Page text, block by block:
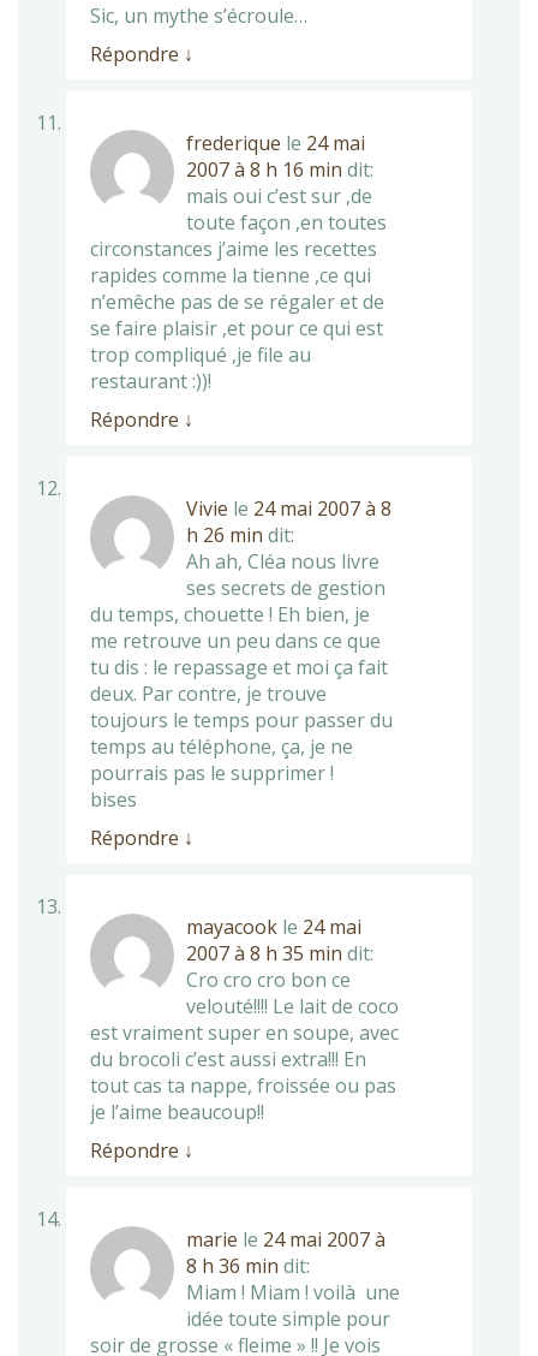
Sic, un mythe s’écroule…
Répondre ↓
frederique le 24 mai
2007 à 8 h 16 min dit:
mais oui c’est sur ,de
toute façon ,en toutes
circonstances j’aime les recettes
rapides comme la tienne ,ce qui
n’emêche pas de se régaler et de
se faire plaisir ,et pour ce qui est
trop compliqué ,je file au
restaurant :))!
Répondre ↓
Vivie le 24 mai 2007 à 8
h 26 min dit:
Ah ah, Cléa nous livre
ses secrets de gestion
du temps, chouette ! Eh bien, je
me retrouve un peu dans ce que
tu dis : le repassage et moi ça fait
deux. Par contre, je trouve
toujours le temps pour passer du
temps au téléphone, ça, je ne
pourrais pas le supprimer !
bises
Répondre ↓
mayacook le 24 mai
2007 à 8 h 35 min dit:
Cro cro cro bon ce
velouté!!!! Le lait de coco
est vraiment super en soupe, avec
du brocoli c’est aussi extra!!! En
tout cas ta nappe, froissée ou pas
je l’aime beaucoup!!
Répondre ↓
marie le 24 mai 2007 à
8 h 36 min dit:
Miam ! Miam ! voilà une
idée toute simple pour
soir de grosse « fleime » !! Je vois